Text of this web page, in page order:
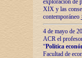
exploración de
XIX y las
contemporáneo
4 de mayo de
ACR el
“Política
Facultad de